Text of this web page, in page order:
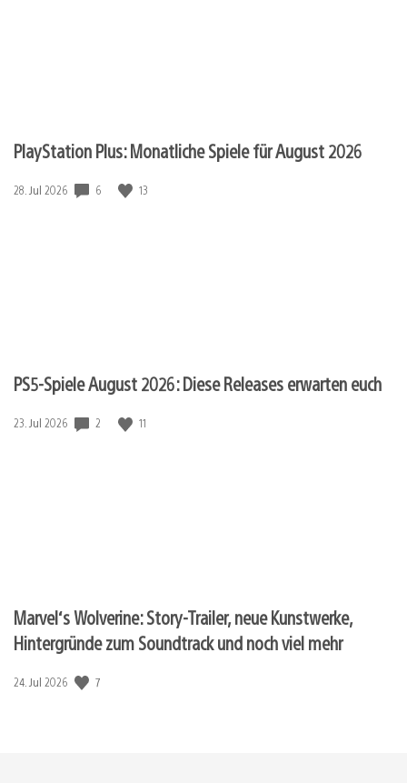
PlayStation Plus: Monatliche Spiele für August 2026
Veröffentlichungsdatum:
28. Jul 2026 6 13
PS5-Spiele August 2026: Diese Releases erwarten euch
Veröffentlichungsdatum:
23. Jul 2026 2 11
Marvel‘s Wolverine: Story-Trailer, neue Kunstwerke,
Hintergründe zum Soundtrack und noch viel mehr
Veröffentlichungsdatum:
24. Jul 2026 7